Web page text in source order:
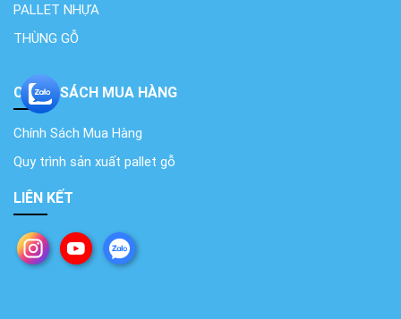
PALLET NHỰA
THÙNG GỖ
CHÍNH SÁCH MUA HÀNG
Chính Sách Mua Hàng
Quy trình sản xuất pallet gỗ
LIÊN KẾT